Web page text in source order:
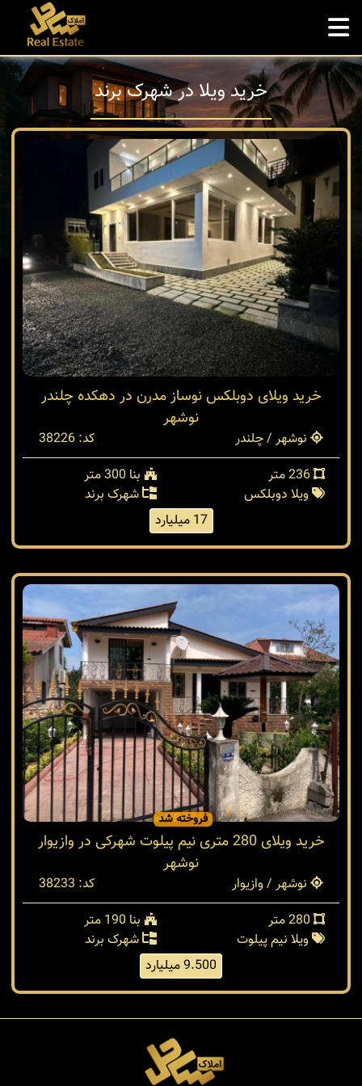
خرید ویلا در شهرک برند
خرید ویلای دوبلکس نوساز مدرن در دهکده چلندر
نوشهر
نوشهر / چلندر
کد: 38226
بنا 300 متر
ویلا دوبلکس
شهرک برند
17 میلیارد
فروخته شد
خرید ویلای 280 متری نیم پیلوت شهرکی در وازیوار
نوشهر
نوشهر / وازیوار
کد: 38233
بنا 190 متر
ویلا نیم پیلوت
شهرک برند
9.500 میلیارد